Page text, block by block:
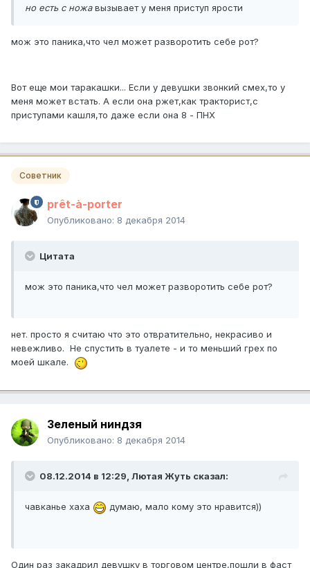
но есть с ножавызывает у меня приступ ярости
мож это паника,что чел может разворотить себе рот?
Вот еще мои таракашки... Если у девушки звонкий смех,то у
меня может встать. А если она ржет,как тракторист,с
приступами кашля,то даже если она 8 - ПНХ
Советник
prêt-à-porter
Опубликовано: 8 декабря 2014
Цитата
мож это паника,что чел может разворотить себе рот?
нет. просто я считаю что это отвратительно, некрасиво и
невежливо. Не спустить в туалете - и то меньший грех по
моей шкале.
Зеленый ниндзя
Опубликовано: 8 декабря 2014
08.12.2014 в 12:29, Лютая Жуть сказал:
чавканье хаха думаю, мало кому это нравится))
Один раз закадрил девушку в торговом центре,пошли в фаст